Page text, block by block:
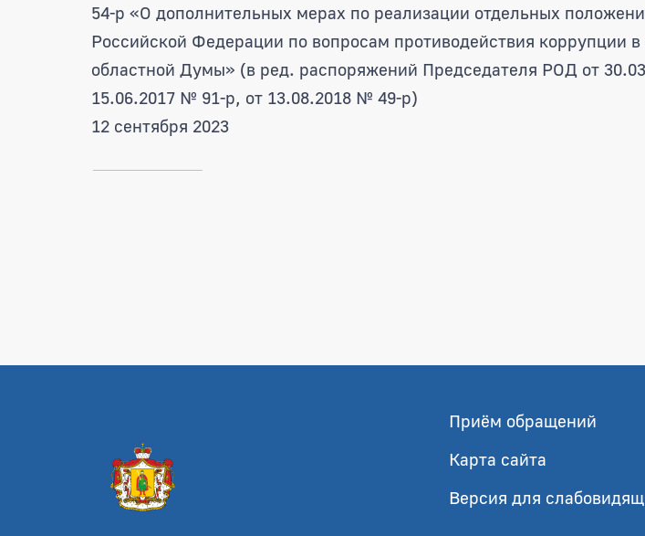
54-р «О дополнительных мерах по реализации отдельных
Российской Федерации по вопросам противодействия коррупции в
областной Думы» (в ред. распоряжений Председателя РОД от
15.06.2017 № 91-р, от 13.08.2018 № 49-р)
12 сентября 2023
Приём обращений
Карта сайта
Версия для